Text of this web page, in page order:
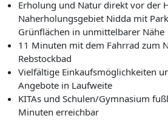
Erholung und Natur direkt vor der
Naherholungsgebiet Nidda mit
Grünflächen in unmittelbarer Nähe
11 Minuten mit dem Fahrrad zum
Rebstockbad
Vielfältige Einkaufsmöglichkeiten
Angebote in Laufweite
KITAs und Schulen/Gymnasium
Minuten erreichbar